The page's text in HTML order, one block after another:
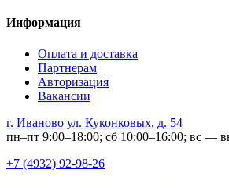
Информация
Оплата и доставка
Партнерам
Авторизация
Вакансии
г. Иваново ул. Куконковых, д. 54
пн–пт 9:00–18:00; сб 10:00–16:00; вс —
+7 (4932) 92-98-26